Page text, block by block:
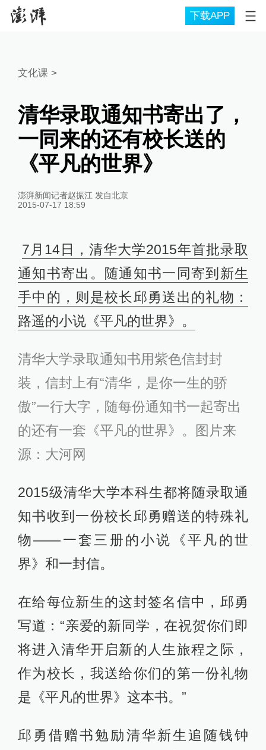
下载APP
文化课>
清华录取通知书寄出了，
一同来的还有校长送的
《平凡的世界》
澎湃新闻记者赵振江 发自北京
2015-07-17 18:59
7月14日，清华大学2015年首批录取
通知书寄出。随通知书一同寄到新生
手中的，则是校长邱勇送出的礼物：
路遥的小说《平凡的世界》。
清华大学录取通知书用紫色信封封
装，信封上有“清华，是你一生的骄
傲”一行大字，随每份通知书一起寄出
的还有一套《平凡的世界》。图片来
源：大河网
2015级清华大学本科生都将随录取通
知书收到一份校长邱勇赠送的特殊礼
物——一套三册的小说《平凡的世
界》和一封信。
在给每位新生的这封签名信中，邱勇
写道：“亲爱的新同学，在祝贺你们即
将进入清华开启新的人生旅程之际，
作为校长，我送给你们的第一份礼物
是《平凡的世界》这本书。”
邱勇借赠书勉励清华新生追随钱钟